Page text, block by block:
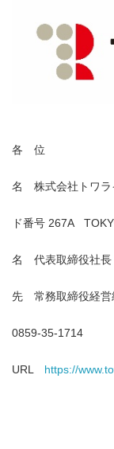
2024年
各 位
名 株式会社トワラ
ド番号 267A
名 代表取締
先 常務取締役経
0859-35-1714
URL https://